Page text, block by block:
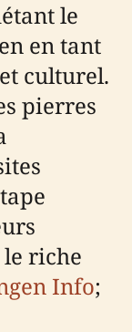
le
en tant
culturel.
pierres
riche
Info;